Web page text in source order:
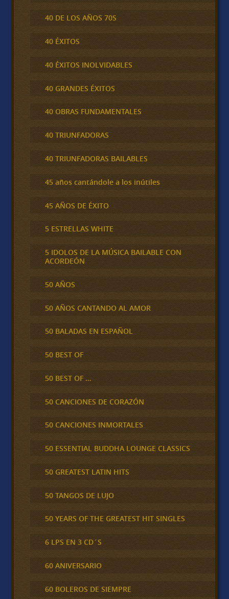
40 DE LOS AÑOS 70S
40 ÉXITOS
40 ÉXITOS INOLVIDABLES
40 GRANDES ÉXITOS
40 OBRAS FUNDAMENTALES
40 TRIUNFADORAS
40 TRIUNFADORAS BAILABLES
45 años cantándole a los inútiles
45 AÑOS DE ÉXITO
5 ESTRELLAS WHITE
5 IDOLOS DE LA MÚSICA BAILABLE CON
ACORDEÓN
50 AÑOS
50 AÑOS CANTANDO AL AMOR
50 BALADAS EN ESPAÑOL
50 BEST OF
50 BEST OF …
50 CANCIONES DE CORAZÓN
50 CANCIONES INMORTALES
50 ESSENTIAL BUDDHA LOUNGE CLASSICS
50 GREATEST LATIN HITS
50 TANGOS DE LUJO
50 YEARS OF THE GREATEST HIT SINGLES
6 LPS EN 3 CD´S
60 ANIVERSARIO
60 BOLEROS DE SIEMPRE